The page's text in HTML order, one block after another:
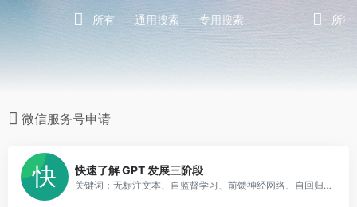
所有 通用搜索 专用搜索 所有
微信服务号申请
快速了解 GPT 发展三阶段
关键词：无标注文本、自监督学习、前馈神经网络、自回归模型